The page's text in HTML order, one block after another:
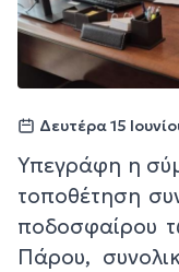
Δευτέρα 15
Υπεγράφη η
τοποθέτηση
ποδοσφαίρου
Πάρου,